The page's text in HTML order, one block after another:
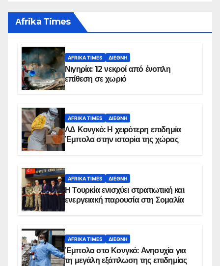
Αfrika Times
AFRIKA TIMES ΔΙΕΘΝΉ
Νιγηρία: 12 νεκροί από ένοπλη
επίθεση σε χωριό
AFRIKA TIMES ΔΙΕΘΝΉ
ΛΔ Κονγκό: Η χειρότερη επιδημία
Έμπολα στην ιστορία της χώρας
AFRIKA TIMES ΔΙΕΘΝΉ
Η Τουρκία ενισχύει στρατιωτική και
ενεργειακή παρουσία στη Σομαλία
AFRIKA TIMES ΔΙΕΘΝΉ
Έμπολα στο Κονγκό: Ανησυχία για
τη μεγάλη εξάπλωση της επιδημίας